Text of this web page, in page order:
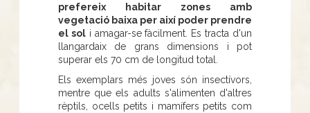
prefereix habitar zones amb
vegetació baixa per així poder prendre
el soli amagar-se fàcilment. Es tracta d'un
llangardaix de grans dimensions i pot
superar els 70 cm de longitud total.
Els exemplars més joves són insectívors,
mentre que els adults s'alimenten d'altres
rèptils, ocells petits i mamífers petits com